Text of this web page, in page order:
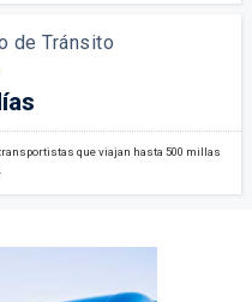
de Tránsito
que viajan hasta 500 millas